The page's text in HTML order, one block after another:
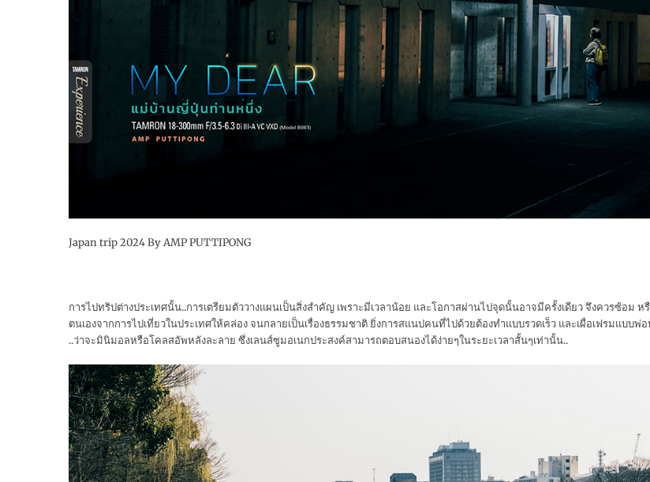
Japan trip 2024 By AMP PUTTIPONG
การไปทริปต่างประเทศนั้น..การเตรียมตัววางแผนเป็นสิ่งสำคัญ เพราะมีเวลาน้อย และโอกาสผ่านไปจุดนั้นอาจมีครั้งเดียว จึงควรซ้อม
ตนเองจากการไปเที่ยวในประเทศให้คล่อง จนกลายเป็นเรื่องธรรมชาติ ยิ่งการสแนปคนที่ไปด้วยต้องทำแบบรวดเร็ว และเผื่อเฟรมแบบพ่
..ว่าจะมินิมอลหรือโคลสอัพหลังละลาย ซึ่งเลนส์ซูมอเนกประสงค์สามารถตอบสนองได้ง่ายๆในระยะเวลาสั้นๆเท่านั้น..